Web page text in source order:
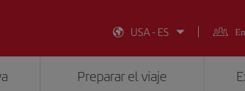
USA - ES
Preparar el viaje